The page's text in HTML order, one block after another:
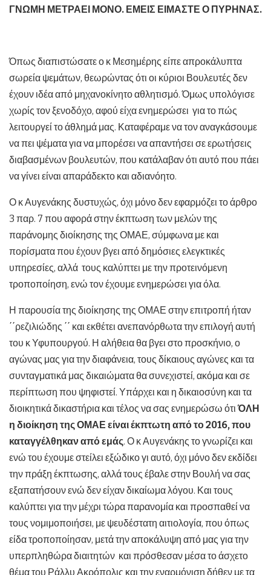
ΓΝΩΜΗ ΜΕΤΡΑΕΙ ΜΟΝΟ. ΕΜΕΙΣ ΕΙΜΑΣΤΕ Ο ΠΥΡΗΝΑΣ.
Όπως διαπιστώσατε ο κ Μεσημέρης είπε απροκάλυπτα
σωρεία ψεμάτων, θεωρώντας ότι οι κύριοι Βουλευτές δεν
έχουν ιδέα από μηχανοκίνητο αθλητισμό. Όμως υπολόγισε
χωρίς τον ξενοδόχο, αφού είχα ενημερώσει για το πώς
λειτουργεί το άθλημά μας. Καταφέραμε να τον αναγκάσουμε
να πει ψέματα για να μπορέσει να απαντήσει σε ερωτήσεις
διαβασμένων βουλευτών, που κατάλαβαν ότι αυτό που πάει
να γίνει είναι απαράδεκτο και αδιανόητο.
Ο κ Αυγενάκης δυστυχώς, όχι μόνο δεν εφαρμόζει το άρθρο
3 παρ. 7 που αφορά στην έκπτωση των μελών της
παράνομης διοίκησης της ΟΜΑΕ, σύμφωνα με και
πορίσματα που έχουν βγει από δημόσιες ελεγκτικές
υπηρεσίες, αλλά τους καλύπτει με την προτεινόμενη
τροποποίηση, ενώ τον έχουμε ενημερώσει για όλα.
Η παρουσία της διοίκησης της ΟΜΑΕ στην επιτροπή ήταν
΄΄ρεζιλιώδης ΄΄ και εκθέτει ανεπανόρθωτα την επιλογή αυτή
του κ Υφυπουργού. Η αλήθεια θα βγει στο προσκήνιο, ο
αγώνας μας για την διαφάνεια, τους δίκαιους αγώνες και τα
συνταγματικά μας δικαιώματα θα συνεχιστεί, ακόμα και σε
περίπτωση που ψηφιστεί. Υπάρχει και η δικαιοσύνη και τα
διοικητικά δικαστήρια και τέλος να σας ενημερώσω ότιΌΛΗ
η διοίκηση της ΟΜΑΕ είναι έκπτωτη από το 2016, που
καταγγέλθηκαν από εμάς. Ο κ Αυγενάκης το γνωρίζει και
ενώ του έχουμε στείλει εξώδικο γι αυτό, όχι μόνο δεν εκδίδει
την πράξη έκπτωσης, αλλά τους έβαλε στην Βουλή να σας
εξαπατήσουν ενώ δεν είχαν δικαίωμα λόγου. Και τους
καλύπτει για την μέχρι τώρα παρανομία και προσπαθεί να
τους νομιμοποιήσει, με ψευδέστατη αιτιολογία, που όπως
είδα τροποποίησαν, μετά την αποκάλυψη από μας για την
υπερπληθώρα διαιτητών και πρόσθεσαν μέσα το άσχετο
θέμα του Ράλλυ Ακρόπολις και την εναρμόνιση δήθεν με τα